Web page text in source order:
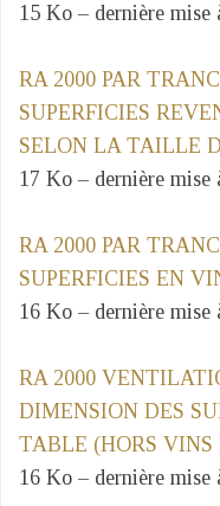
15 Ko – dernière mise
RA 2000 PAR
SUPERFICIES
SELON LA TAILLE
17 Ko – dernière mise
RA 2000 PAR
SUPERFICIES EN
16 Ko – dernière mise
RA 2000
DIMENSION DES
TABLE (HORS VINS
16 Ko – dernière mise